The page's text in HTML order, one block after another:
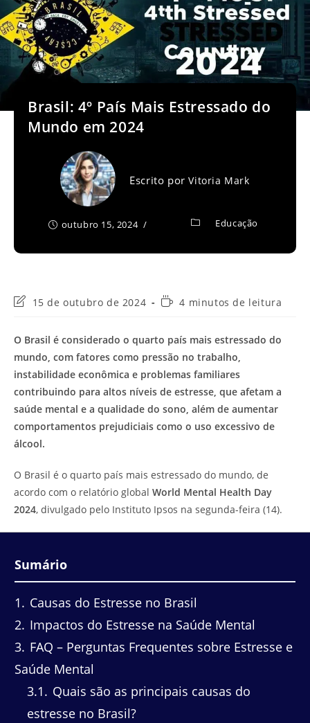
Brasil: 4º País Mais Estressado do
Mundo em 2024
Escrito porVitoria Mark
outubro 15, 2024 Educação
Última
post:
15 de outubro de 2024
Tempo4 minutos de leitura
O Brasil é considerado o quarto país mais estressado do
mundo, com fatores como pressão no trabalho,
instabilidade econômica e problemas familiares
contribuindo para altos níveis de estresse, que afetam a
saúde mental e a qualidade do sono, além de aumentar
comportamentos prejudiciais como o uso excessivo de
álcool.
O Brasil é o quarto país mais estressado do mundo, de
acordo com o relatório global World Mental Health Day
2024, divulgado pelo Instituto Ipsos na segunda-feira (14).
Sumário
1
Causas do Estresse no Brasil
2 Impactos do Estresse na Saúde Mental
3 FAQ – Perguntas Frequentes sobre Estresse e
Saúde Mental
3.1
Quais são as principais causas do
estresse no Brasil?